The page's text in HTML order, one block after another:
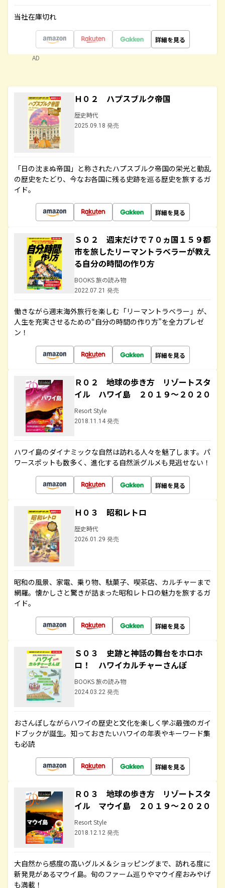
当社在庫切れ
詳細を見る
AD
Ｈ０２ ハプスブルク帝国
歴史時代
2025.09.18 発売
「日の沈まぬ帝国」と称されたハプスブルク帝国の栄光と動乱
の歴史をたどり、今なお各国に残る史跡を巡る歴史を旅するガ
イド。
詳細を見る
Ｓ０２ 週末だけで７０ヵ国１５９都
市を旅したリーマントラベラーが教え
る自分の時間の作り方
BOOKS 旅の読み物
2022.07.21 発売
働きながら週末海外旅行を楽しむ「リーマントラベラー」が、
人生を充実させるための“自分の時間の作り方”を全力プレゼ
ン！
詳細を見る
Ｒ０２ 地球の歩き方 リゾートスタ
イル ハワイ島 ２０１９～２０２０
Resort Style
2018.11.14 発売
ハワイ島のダイナミックな自然は訪れる人々を魅了します。パ
ワースポットも数多く、進化する自然派グルメも見逃せない！
詳細を見る
Ｈ０３ 昭和レトロ
歴史時代
2026.01.29 発売
昭和の風景、家電、乗り物、駄菓子、喫茶店、カルチャーまで
網羅。懐かしさと驚きが詰まった昭和レトロの魅力を旅するガ
イド。
詳細を見る
Ｓ０３ 史跡と神話の舞台をホロホ
ロ！ ハワイカルチャーさんぽ
BOOKS 旅の読み物
2024.03.22 発売
おさんぽしながらハワイの歴史と文化を楽しく学ぶ最強のガイ
ドブックが誕生。知っておきたいハワイの年表やキーワード集
も必読
詳細を見る
Ｒ０３ 地球の歩き方 リゾートスタ
イル マウイ島 ２０１９～２０２０
Resort Style
2018.12.12 発売
大自然から感度の高いグルメ＆ショッピングまで、訪れる度に
新発見があるマウイ島。旬のファーム巡りやマウイ産おみやげ
も満載！